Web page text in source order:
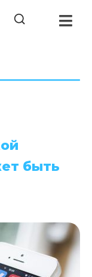
быть